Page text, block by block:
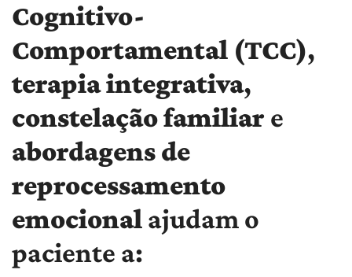
Cognitivo-
Comportamental (TCC),
terapia integrativa,
constelação familiar e
abordagens de
reprocessamento
emocional ajudam o
paciente a: